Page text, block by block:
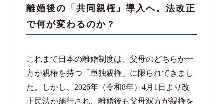
スタッフ紹介
ご相談の流れ
弁護士費用
解決事例
離婚後の「共同親権」導入へ。法改正
で何が変わるのか？
これまで日本の離婚制度は、父母のどちらか一
方が親権を持つ「単独親権」に限られてきまし
た。しかし、2026年（令和8年）4月1日より改
正民法が施行され、離婚後も父母双方が親権を